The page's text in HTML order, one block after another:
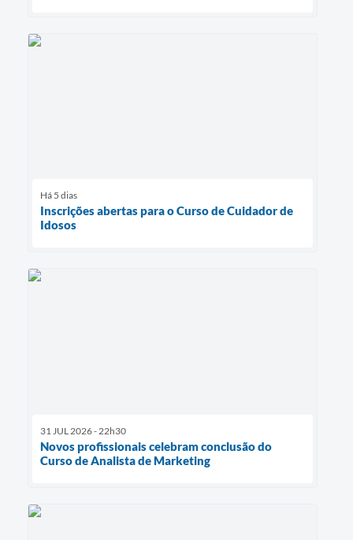
Há 5 dias
Inscrições abertas para o Curso de Cuidador de
Idosos
31 JUL 2026 - 22h30
Novos profissionais celebram conclusão do
Curso de Analista de Marketing